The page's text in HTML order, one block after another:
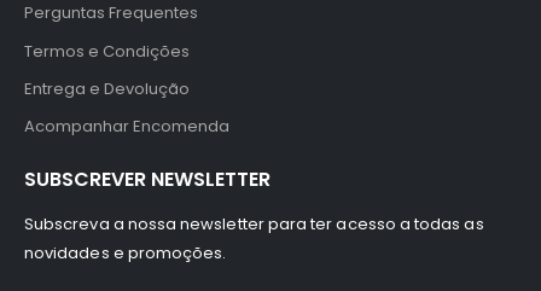
Perguntas Frequentes
Termos e Condições
Entrega e Devolução
Acompanhar Encomenda
SUBSCREVER NEWSLETTER
Subscreva a nossa newsletter para ter acesso a todas as
novidades e promoções.